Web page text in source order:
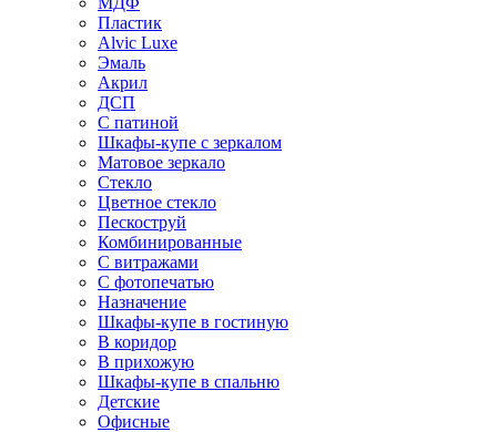
Пластик
Alvic Luxe
Эмаль
Акрил
ДСП
С патиной
Шкафы-купе с зеркалом
Матовое зеркало
Стекло
Цветное стекло
Пескоструй
Комбинированные
С витражами
С фотопечатью
Назначение
Шкафы-купе в гостиную
В коридор
В прихожую
Шкафы-купе в спальню
Детские
Офисные